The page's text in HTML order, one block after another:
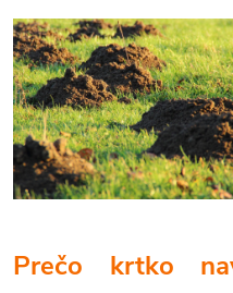
Prečo krtko